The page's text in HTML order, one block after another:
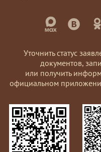
Уточнить статус
документов,
или получить
официальном